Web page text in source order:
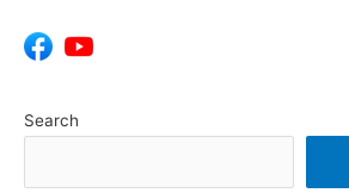
Search